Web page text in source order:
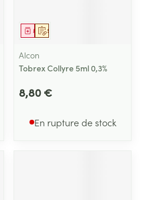
Sur prescription
Médicament
Alcon
Tobrex Collyre 5ml 0,3%
8,80 €
En rupture de stock